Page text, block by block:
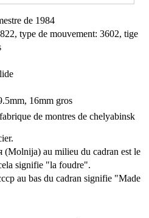
de 1984
type de mouvement: 3602, tige
16mm gros
de montres de chelyabinsk
au milieu du cadran est le
signifie "la foudre".
au bas du cadran signifie "Made